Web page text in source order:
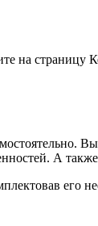
на
А